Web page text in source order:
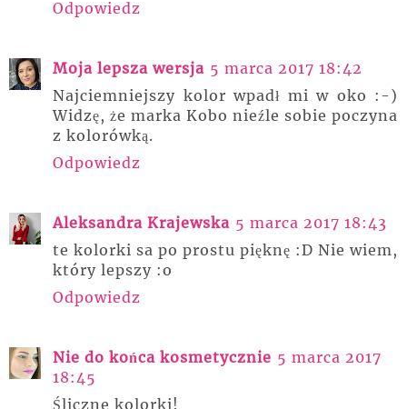
Odpowiedz
Moja lepsza wersja 5 marca 2017 18:42
Najciemniejszy kolor wpadł mi w oko :-)
Widzę, że marka Kobo nieźle sobie poczyna
z kolorówką.
Odpowiedz
Aleksandra Krajewska 5 marca 2017 18:43
te kolorki sa po prostu pięknę :D Nie wiem,
który lepszy :o
Odpowiedz
Nie do końca kosmetycznie 5 marca 2017
18:45
Śliczne kolorki!